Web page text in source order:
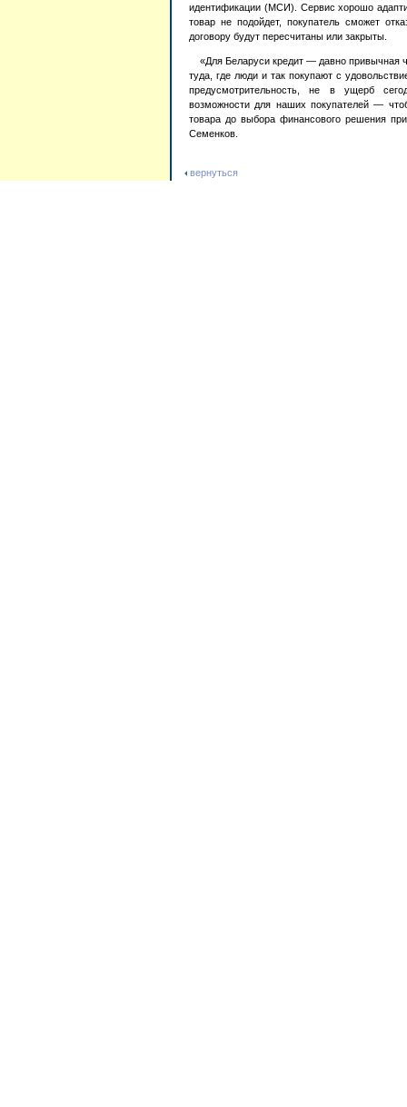
идентификации (МСИ). Сервис хорошо
товар не подойдет, покупатель сможет
договору будут пересчитаны или закрыты.
«Для Беларуси кредит — давно привычная
туда, где люди и так покупают с
предусмотрительность, не в ущерб
возможности для наших покупателей —
товара до выбора финансового решения
Семенков.
вернуться